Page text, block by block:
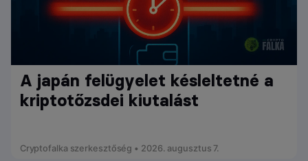
A japán felügyelet késleltetné a
kriptotőzsdei kiutalást
Cryptofalka szerkesztőség • 2026. augusztus 7.